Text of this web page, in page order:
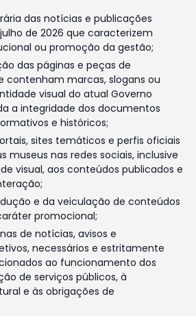
das notícias e publicações
de 2026 que caracterizem
ou promoção da gestão;
das páginas e peças de
contenham marcas, slogans ou
visual do atual Governo
a integridade dos documentos
e históricos;
sites temáticos e perfis oficiais
museus nas redes sociais, inclusive
visual, aos conteúdos publicados e
e da veiculação de conteúdos
promocional;
de notícias, avisos e
necessários e estritamente
ao funcionamento dos
de serviços públicos, à
e às obrigações de